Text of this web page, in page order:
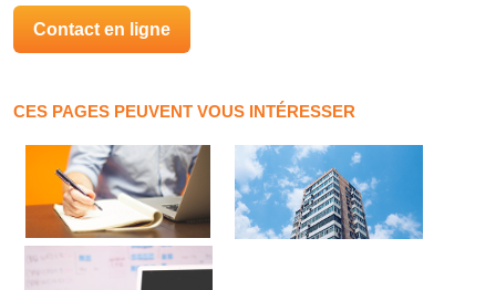
Contact en ligne
CES PAGES PEUVENT VOUS INTÉRESSER